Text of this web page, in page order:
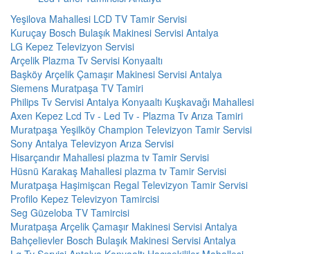
Yeşilova Mahallesi LCD TV Tamir Servisi
Kuruçay Bosch Bulaşık Makinesi Servisi Antalya
LG Kepez Televizyon Servisi
Arçelik Plazma Tv Servisi Konyaaltı
Başköy Arçelik Çamaşır Makinesi Servisi Antalya
Siemens Muratpaşa TV Tamiri
Philips Tv Servisi Antalya Konyaaltı Kuşkavağı Mahallesi
Axen Kepez Lcd Tv - Led Tv - Plazma Tv Arıza Tamiri
Muratpaşa Yeşilköy Champion Televizyon Tamir Servisi
Sony Antalya Televizyon Arıza Servisi
Hisarçandır Mahallesi plazma tv Tamir Servisi
Hüsnü Karakaş Mahallesi plazma tv Tamir Servisi
Muratpaşa Haşimişcan Regal Televizyon Tamir Servisi
Profilo Kepez Televizyon Tamircisi
Seg Güzeloba TV Tamircisi
Muratpaşa Arçelik Çamaşır Makinesi Servisi Antalya
Bahçelievler Bosch Bulaşık Makinesi Servisi Antalya